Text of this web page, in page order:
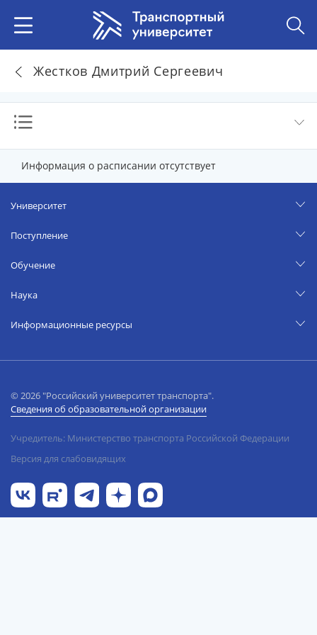
Жестков Дмитрий Сергеевич
Информация о расписании отсутствует
Университет
Поступление
Обучение
Наука
Информационные ресурсы
© 2026 "Российский университет транспорта".
Сведения об образовательной организации
Учредитель: Министерство транспорта Российской Федерации
Версия для слабовидящих